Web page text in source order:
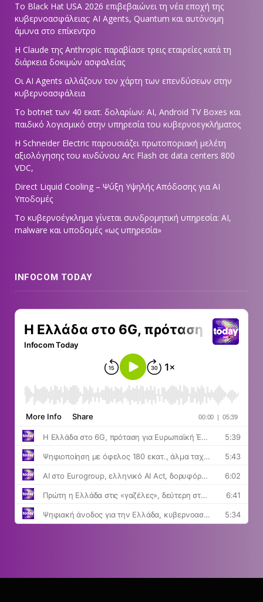
Το Black Hat USA 2026 επιβεβαιώνει τη νέα εποχή της
κυβερνοασφάλειας: AI Agents, Quantum και αυτόνομη
άμυνα στο επίκεντρο
Η Claude της Anthropic παραβίασε τρεις εταιρείες κατά τη
διάρκεια δοκιμών ασφαλείας
Οι AI Agents αλλάζουν τον χάρτη των επενδύσεων στην
κυβερνοασφάλεια
Το botnet των 40 εκατ. δολαρίων: AI, Android TV Boxes και
παιδικό λογισμικό στην υπηρεσία του κυβερνοεγκλήματος
Η Schneider Electric παρουσιάζει πρωτοποριακή μελέτη
αξιολόγησης του κινδύνου Arc Flash σε data centers 800
VDC,
Direct Liquid Cooling – Ψύξη Υψηλής Απόδοσης για AI
Υποδομές
Το κυβερνοέγκλημα γίνεται συνδρομητική υπηρεσία: AI,
malware και υποδομές «ως υπηρεσία»
INFOCOM TODAY